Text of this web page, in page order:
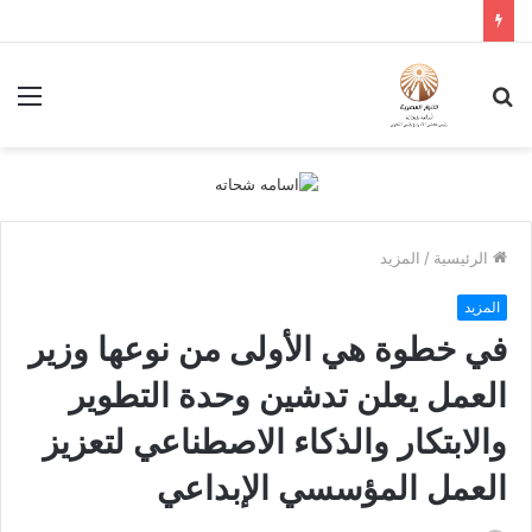
الرئيسية / المزيد
المزيد
في خطوة هي الأولى من نوعها وزير
العمل يعلن تدشين وحدة التطوير
والابتكار والذكاء الاصطناعي لتعزيز
العمل المؤسسي الإبداعي